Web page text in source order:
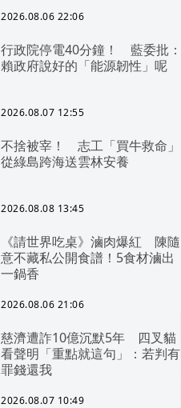
2026.08.06 22:06
行政院停電40分鐘！ 藍委批：
賴政府說好的「能源韌性」呢
2026.08.07 12:55
不捨被宰！ 志工「買牛救命」
從綠島跨海送雲林安養
2026.08.08 13:45
《請世界吃桌》滷肉爆紅 陳隨
意不藏私公開食譜！5食材滷出
一鍋香
2026.08.06 21:06
慈濟遭詐10億沉默5年 四叉貓
看聲明「重點就這句」：若判有
罪錢還我
2026.08.07 10:49